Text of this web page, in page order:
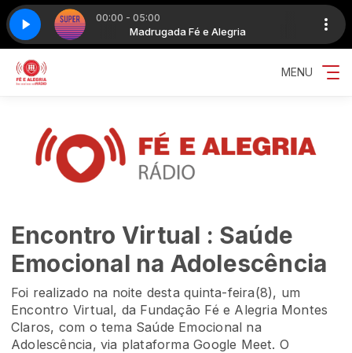
00:00 - 05:00
Madrugada Fé e Alegria
2 Super tarde - Parte 2
MENU
Encontro Virtual : Saúde
Emocional na Adolescência
Foi realizado na noite desta quinta-feira(8), um
Encontro Virtual, da Fundação Fé e Alegria Montes
Claros, com o tema Saúde Emocional na
Adolescência, via plataforma Google Meet. O